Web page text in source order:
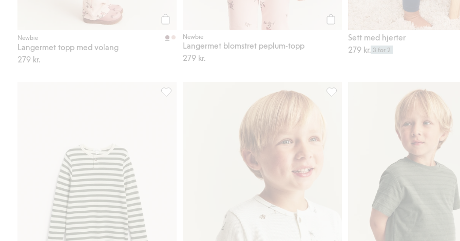
Newbie
Langermet topp med volang
279 kr.
Legg til
Newbie
Langermet blomstret peplum-topp
279 kr.
Sett med hjerter
279 kr. 3 for 2
Stripete langermet topp, Legg til i favoriter Langermet T-skjorte med